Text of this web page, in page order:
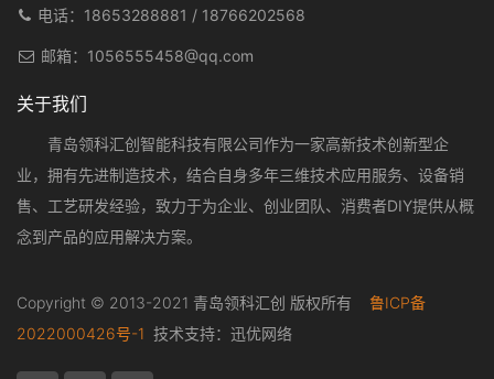
电话： 18653288881 / 18766202568
邮箱： 1056555458@qq.com
关于我们
青岛领科汇创智能科技有限公司作为一家高新技术创新型企
业，拥有先进制造技术，结合自身多年三维技术应用服务、设备销
售、工艺研发经验，致力于为企业、创业团队、消费者DIY提供从概
念到产品的应用解决方案。
Copyright © 2013-2021 青岛领科汇创 版权所有 鲁ICP备
2022000426号-1 技术支持： 迅优网络